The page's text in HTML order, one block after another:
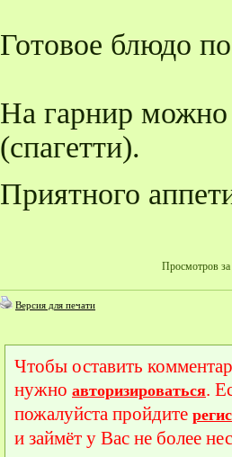
Готовое блюдо
На гарнир можно
(спагетти).
Приятного
Просмотров за
Версия для печати
Чтобы оставить
нужно авторизироваться.
пожалуйста пройдите
и займёт у Вас не более